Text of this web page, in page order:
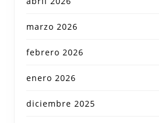
marzo 2026
febrero 2026
enero 2026
diciembre 2025